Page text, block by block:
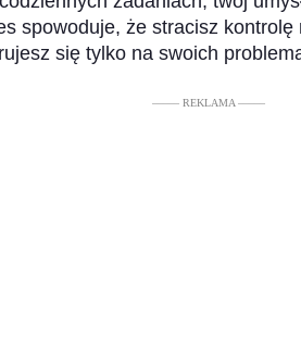
spowoduje, że stracisz
się tylko na swoich
––––– REKLAMA –––––